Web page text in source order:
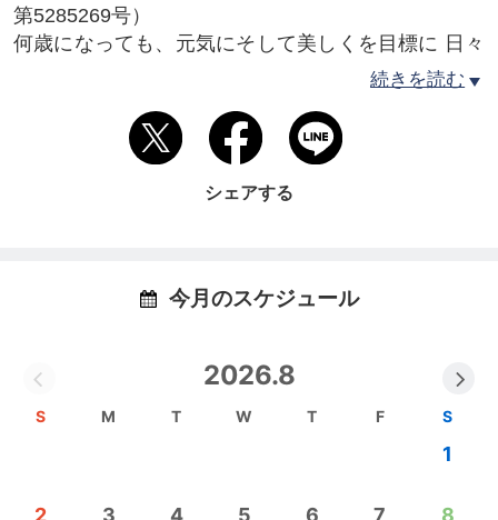
第5285269号）
何歳になっても、元気にそして美しくを目標に 日々
足だけでなく、からだ全体のしくみを知り、がんば
らないエクササイズで美しく健康になる事を のべ２
万人以上の方にお伝えしてきました。
独自で考案したセルフケアと、がんばらないエクサ
悩みを一緒に解決しましょう。
★ご興味を持ってくださった方には、メルマガに登
続きを読む
シェアする
今月のスケジュール
2026.8
S M T W T F S
1
2 3 4 5 6 7 8